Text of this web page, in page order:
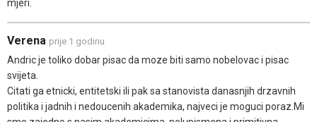
mjeri.
Verena prije 1 godinu
Andric je toliko dobar pisac da moze biti samo nobelovac i pisac
svijeta.
Citati ga etnicki, entitetski ili pak sa stanovista danasnjih drzavnih
politika i jadnih i nedoucenih akademika, najveci je moguci poraz.Mi